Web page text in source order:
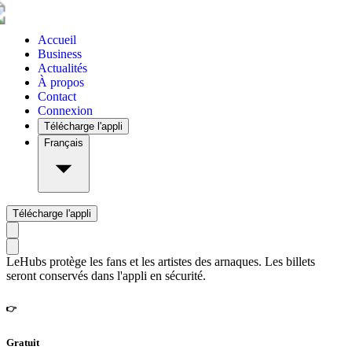
Accueil
Business
Actualités
À propos
Contact
Connexion
Télécharge l'appli
Français
Télécharge l'appli
LeHubs protège les fans et les artistes des arnaques. Les billets
seront conservés dans l'appli en sécurité.
👉
Gratuit